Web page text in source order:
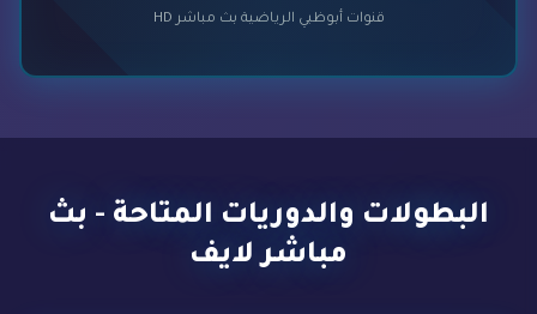
قنوات أبوظبي الرياضية بث مباشر HD
البطولات والدوريات المتاحة - بث
مباشر لايف